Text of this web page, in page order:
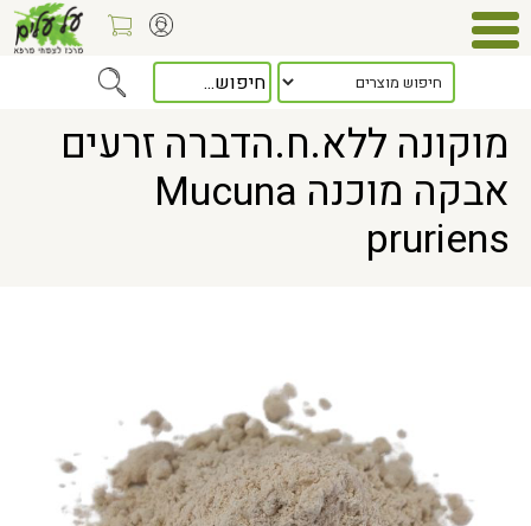
> מוקונה ללא.ח.הדברה זרעים אבקה מוכנה Mucuna pruriens
מוקונה ללא.ח.הדברה זרעים
אבקה מוכנה Mucuna
pruriens